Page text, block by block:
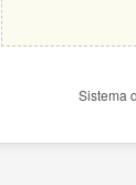
Sistema